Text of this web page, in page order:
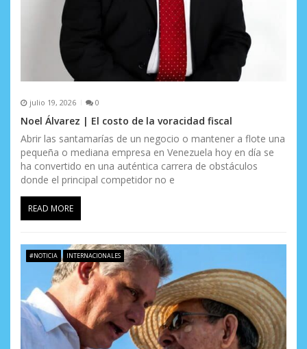
julio 19, 2026 0
Noel Álvarez | El costo de la voracidad fiscal
Abrir las santamarías de un negocio o mantener a flote una
pequeña o mediana empresa en Venezuela hoy en día se
ha convertido en una auténtica carrera de obstáculos
donde el principal competidor no e
READ MORE
#NOTICIA INTERNACIONALES